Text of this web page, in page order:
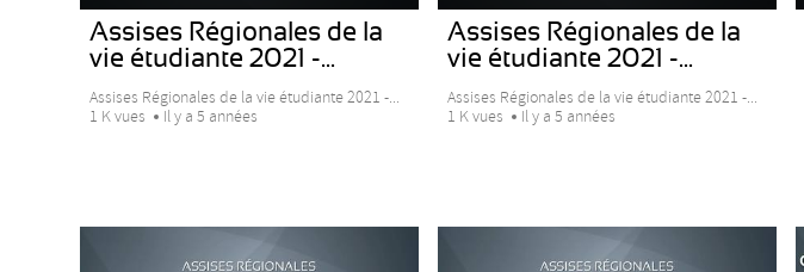
Assises Régionales de la
vie étudiante 2021 -...
Assises Régionales de la vie étudiante 2021 -...
1 K vues
Il y a 5 années
Assises Régionales de la
vie étudiante 2021 -...
Assises Régionales de la vie étudiante 2021 -...
1 K vues
Il y a 5 années